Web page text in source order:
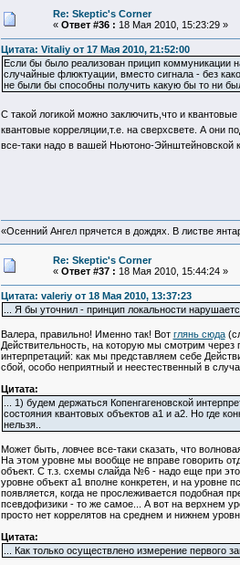
Re: Skeptic's Corner
« Ответ #36 : 18 Мая 2010, 15:23:29 »
Цитата: Vitaliy от 17 Мая 2010, 21:52:00
Если бы было реализован прицип коммуникации
случайные флюктуации, вместо сигнала - без
не были бы способны получить какую бы то ни
C такой логикой можно заключить,что и
квантовые корреляции,т.е. на сверхсвете. А они
все-таки надо в вашей Ньютоно-Эйнштейновской
«Осенний Ангел прячется в дождях. В листве
Re: Skeptic's Corner
« Ответ #37 : 18 Мая 2010, 15:44:24 »
Цитата: valeriy от 18 Мая 2010, 13:37:23
... Я бы уточнил - принцип локальности
Валера, правильно! Именно так! Вот глянь сюда
Действительность, на которую мы смотрим
интерпретаций: как мы представляем себе
сбой, особо неприятный и неестественный в
Цитата:
... 1) будем держаться Копенгагеновской
состояния квантовых объектов а1 и а2. Но где
нельзя..
Может быть, ловчее все-таки сказать, что
На этом уровне мы вообще не вправе говорить
объект. С т.з. схемы слайда №6 - надо еще при
уровне объект а1 вполне конкретен, и на уровне
появляется, когда не прослеживается подобная
псевдофизики - то же самое... А вот на верхнем
просто нет коррелятов на среднем и нижнем
Цитата:
... Как только осуществлено измерение первого